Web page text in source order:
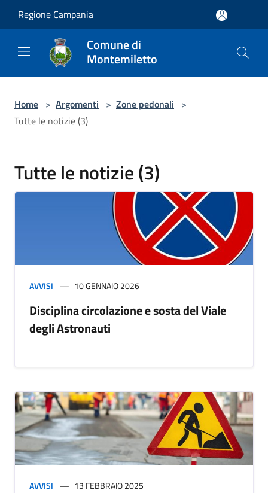
Regione Campania
Comune di
Montemiletto
Home > Argomenti > Zone pedonali >
Tutte le notizie (3)
Tutte le notizie (3)
AVVISI 10 GENNAIO 2026
Disciplina circolazione e sosta del Viale
degli Astronauti
AVVISI 13 FEBBRAIO 2025